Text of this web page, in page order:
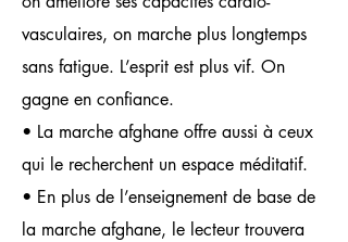
vasculaires, on marche plus longtemps
sans fatigue. L’esprit est plus vif. On
gagne en confiance.
• La marche afghane offre aussi à ceux
qui le recherchent un espace méditatif.
• En plus de l’enseignement de base de
la marche afghane, le lecteur trouvera